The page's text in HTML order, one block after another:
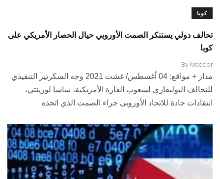
كوبا
تحالف دولي يستنكر الصمت الأوروبي حيال الحصار الأمريكي على
كوبا
By Madaar
.
مدار + مواقع: 04 أغسطس/ غشت 2021 وجه السكرتير التنفيذي
للتحالف البوليفاري لشعوب القارة الأمريكية، ساشا لورينتي،
انتقادات حادة للاتحاد الأوروبي جراء الصمت الذي اتخذه